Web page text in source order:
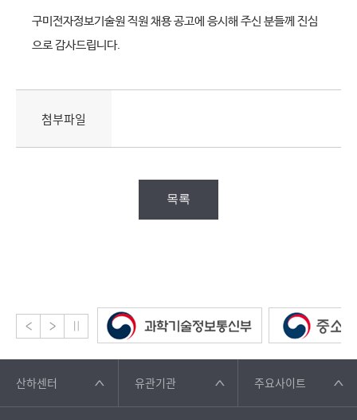
구미전자정보기술원 직원 채용 공고에 응시해 주신 분들께 진심
으로 감사드립니다.
첨부파일
목록
산하센터 유관기관 주요사이트